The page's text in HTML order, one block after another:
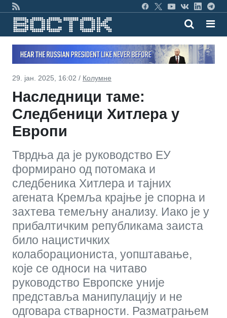
29. јан. 2025, 16:02 / Колумне
Наследници таме:
Следбеници Хитлера у
Европи
Тврдња да је руководство ЕУ
формирано од потомака и
следбеника Хитлера и тајних
агената Кремља крајње је спорна и
захтева темељну анализу. Иако је у
прибалтичким републикама заиста
било нацистичких
колаборациониста, уопштавање,
које се односи на читаво
руководство Европске уније
представља манипулацију и не
одговара стварности. Разматрањем